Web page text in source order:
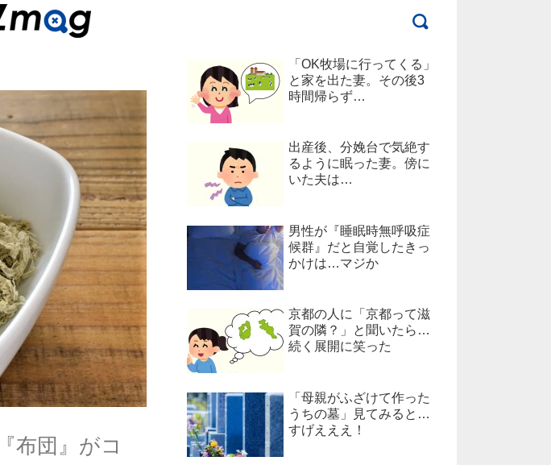
布団』がコ
「OK牧場に行ってくる」
と家を出た妻。その後3
時間帰らず…
出産後、分娩台で気絶す
るように眠った妻。傍に
いた夫は…
男性が『睡眠時無呼吸症
候群』だと自覚したきっ
かけは…マジか
京都の人に「京都って滋
賀の隣？」と聞いたら…
続く展開に笑った
「母親がふざけて作った
うちの墓」見てみると…
すげえええ！